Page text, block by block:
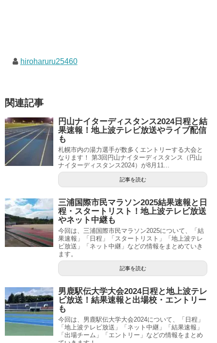
hiroharuru25460
関連記事
円山ナイターディスタンス2024日程と結
果速報！地上波テレビ放送やライブ配信
も
札幌市内の湯力選手が数多くエントリーする大会と
なります！ 第3回円山ナイターディスタンス（円山
ナイターディスタンス2024）が8月11...
記事を読む
三浦国際市民マラソン2025結果速報と日
程・スタートリスト！地上波テレビ放送
やネット中継も
今回は、三浦国際市民マラソン2025について、「結
果速報」「日程」「スタートリスト」「地上波テレ
ビ放送」「ネット中継」などの情報をまとめていき
ます。
記事を読む
男鹿駅伝大学大会2024日程と地上波テレ
ビ放送！結果速報と出場校・エントリー
も
今回は、男鹿駅伝大学大会2024について、「日程」
「地上波テレビ放送」「ネット中継」「結果速報」
「出場チーム」「エントリー」などの情報をまとめ